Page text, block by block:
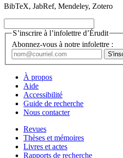
BibTeX, JabRef, Mendeley, Zotero
S’inscrire à l’infolettre d’Érudit
Abonnez-vous à notre infolettre :
À propos
Aide
Accessibilité
Guide de recherche
Nous contacter
Revues
Thèses et mémoires
Livres et actes
Rapports de recherche